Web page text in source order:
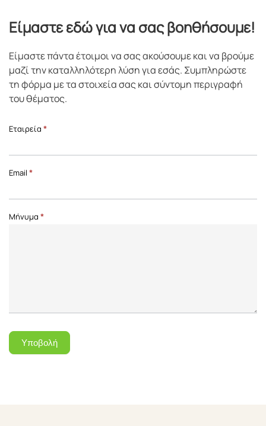
Είμαστε εδώ για να σας βοηθήσουμε!
Είμαστε πάντα έτοιμοι να σας ακούσουμε και να βρούμε
μαζί την καταλληλότερη λύση για εσάς. Συμπληρώστε
τη φόρμα με τα στοιχεία σας και σύντομη περιγραφή
του θέματος.
Επικοινωνία
Page
Εταιρεία *
Email *
Μήνυμα *
Υποβολή